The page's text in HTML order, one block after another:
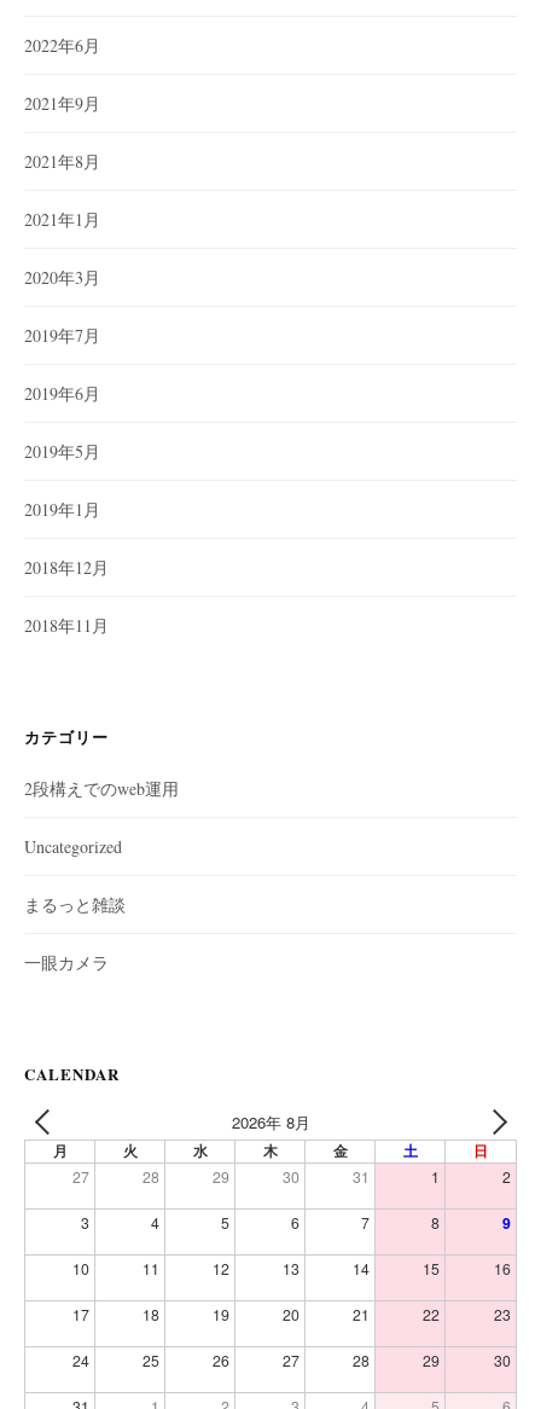
2022年6月
2021年9月
2021年8月
2021年1月
2020年3月
2019年7月
2019年6月
2019年5月
2019年1月
2018年12月
2018年11月
カテゴリー
2段構えでのweb運用
Uncategorized
まるっと雑談
一眼カメラ
CALENDAR
2026年 8月
月 火 水 木 金 土
日
27
28 29 30 31 1 2
3 4 5 6 7 8 9
10 11 12 13 14 15 16
17 18 19 20 21 22 23
24 25 26 27 28 29 30